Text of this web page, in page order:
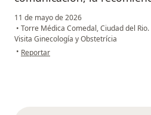
11 de mayo de 2026
• Torre Médica Comedal, Ciudad del
Visita Ginecología y Obstetrícia
• en opinión del usuario A.A
Reportar